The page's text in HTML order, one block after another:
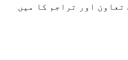
اور تراجم کا میں